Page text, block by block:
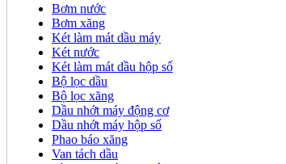
Bơm nước
Bơm xăng
Két làm mát dầu máy
Két nước
Két làm mát dầu hộp số
Bộ lọc dầu
Bộ lọc xăng
Dầu nhớt máy động cơ
Dầu nhớt máy hộp số
Phao báo xăng
Van tách dầu